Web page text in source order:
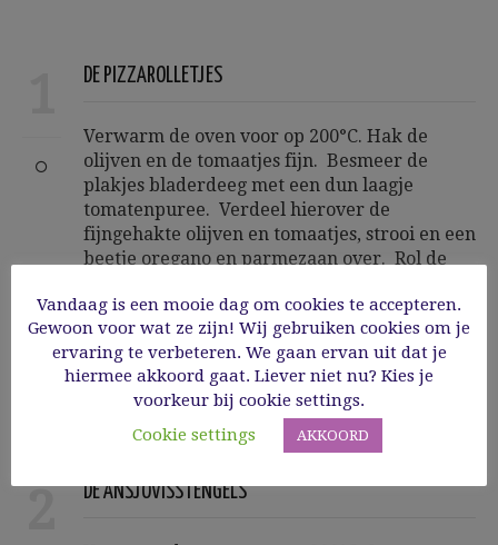
DE PIZZAROLLETJES
Verwarm de oven voor op 200°C. Hak de
olijven en de tomaatjes fijn. Besmeer de
plakjes bladerdeeg met een dun laagje
tomatenpuree. Verdeel hierover de
fijngehakte olijven en tomaatjes, strooi en een
beetje oregano en parmezaan over. Rol de
1,5 cm en leg deze op een vel bakpapier en
bak ze volgens de gebruiksaanwijzing in een
voorverwarmde oven.
DE ANSJOVISSTENGELS
Vandaag is een mooie dag om cookies te accepteren.
Gewoon voor wat ze zijn! Wij gebruiken cookies om je
ervaring te verbeteren. We gaan ervan uit dat je
hiermee akkoord gaat. Liever niet nu? Kies je
voorkeur bij cookie settings.
Cookie settings
AKKOORD